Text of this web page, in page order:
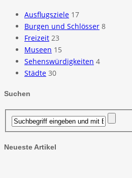
Ausflugsziele 17
Burgen und Schlösser 8
Freizeit 23
Museen 15
Sehenswürdigkeiten 4
Städte 30
Suchen
Neueste Artikel